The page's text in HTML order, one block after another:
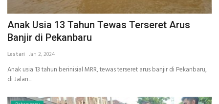
Anak Usia 13 Tahun Tewas Terseret Arus
Banjir di Pekanbaru
Lestari Jan 2, 2024
Anak usia 13 tahun berinisial MRR, tewas terseret arus banjir di Pekanbaru,
di Jalan...